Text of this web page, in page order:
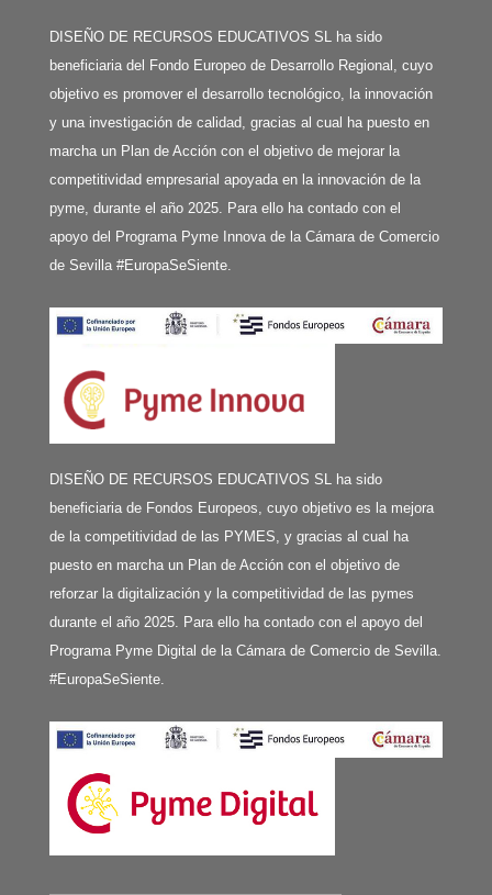
DISEÑO DE RECURSOS EDUCATIVOS SL ha sido
beneficiaria del Fondo Europeo de Desarrollo Regional, cuyo
objetivo es promover el desarrollo tecnológico, la innovación
y una investigación de calidad, gracias al cual ha puesto en
marcha un Plan de Acción con el objetivo de mejorar la
competitividad empresarial apoyada en la innovación de la
pyme, durante el año 2025. Para ello ha contado con el
apoyo del Programa Pyme Innova de la Cámara de Comercio
de Sevilla #EuropaSeSiente.
DISEÑO DE RECURSOS EDUCATIVOS SL ha sido
beneficiaria de Fondos Europeos, cuyo objetivo es la mejora
de la competitividad de las PYMES, y gracias al cual ha
puesto en marcha un Plan de Acción con el objetivo de
reforzar la digitalización y la competitividad de las pymes
durante el año 2025. Para ello ha contado con el apoyo del
Programa Pyme Digital de la Cámara de Comercio de Sevilla.
#EuropaSeSiente.